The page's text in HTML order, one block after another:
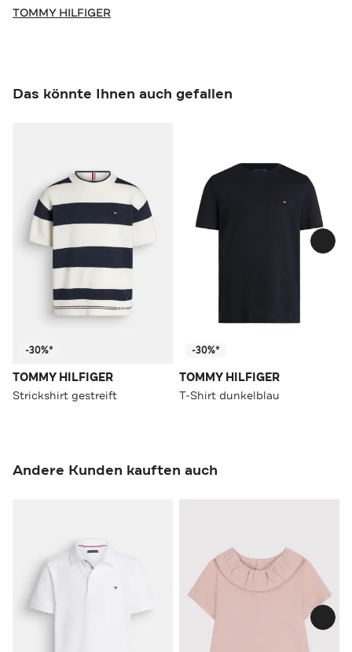
TOMMY HILFIGER
Das könnte Ihnen auch gefallen
-30%*
TOMMY HILFIGER
Strickshirt gestreift
-30%*
TOMMY HILFIGER
T-Shirt dunkelblau
Andere Kunden kauften auch